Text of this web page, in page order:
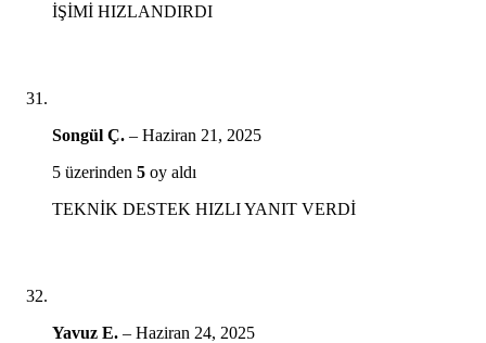
İŞİMİ HIZLANDIRDI
Songül Ç. – Haziran 21, 2025
5 üzerinden 5 oy aldı
TEKNİK DESTEK HIZLI YANIT VERDİ
Yavuz E. – Haziran 24, 2025